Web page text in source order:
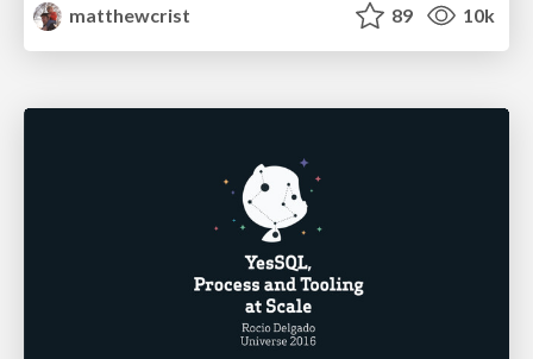
matthewcrist
89 10k